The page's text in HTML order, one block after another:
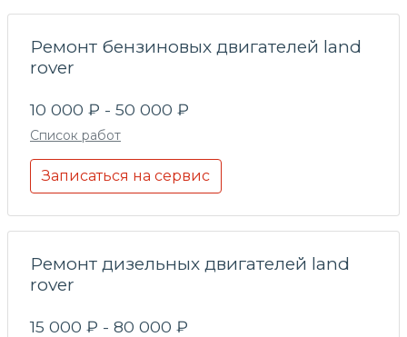
Ремонт бензиновых двигателей land
rover
10 000 ₽ - 50 000 ₽
Список работ
Записаться на сервис
Ремонт дизельных двигателей land
rover
15 000 ₽ - 80 000 ₽